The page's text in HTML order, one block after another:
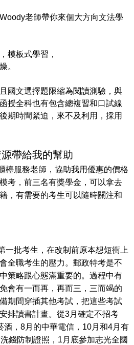
老師帶你來個大方向文法學
模板式學習，
。
國文選擇題限縮為閱讀測驗，與
授全科也有包含總複習和口試線
期時間緊迫，來不及利用，採用
帶給我的幫助
服務老師，協助我用優惠的價格
考，前三名有獎學金，可以拿去
，有需要的考生可以隨時關注和
批考生，在改制前原本想短衝上
全職考生的壓力。郵政特考是不
策略跟心態滿重要的。過程中有
會有一而再，再而三，三而竭的
期間穿插其他考試，把這些考試
排讀書計畫。從3月確定不招考
酒，8月的中華電信，10月和4月有
錢防制證照，1月底參加志光全國